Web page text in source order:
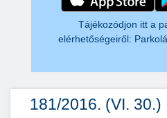
Tájékozódjon itt a
elérhetőségeiről:
181/2016. (VI. 30.)